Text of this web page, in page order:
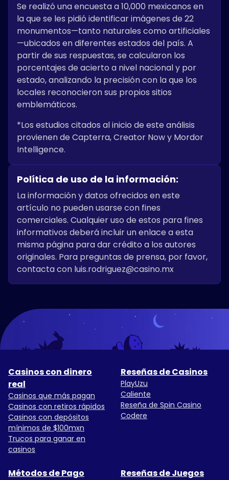
Se realizó una encuesta a 10,000 mexicanos en
la que se les pidió identificar imágenes de 22
monumentos—tanto naturales como artificiales
—ubicados en diferentes estados del país. A
partir de sus respuestas, se calcularon los
porcentajes de acierto a nivel nacional y por
estado, analizando la precisión con la que los
locales reconocieron sus propios sitios
emblemáticos.
*Los estudios citados al inicio de este análisis
provienen de Capterra, Creator Now y Mordor
Intelligence.
Política de uso de la información:
La información y datos ofrecidos en este
artículo no pueden usarse con fines
comerciales. Cualquier uso de estos para fines
informativos deberá incluir un enlace a esta
misma página para dar crédito a los autores
originales. Para preguntas de prensa, por favor,
contacta con luis.rodriguez@casino.mx
Casinos con dinero
real
Casinos que más pagan
Casinos con retiros rápidos
Casinos con depósitos
mínimos de $100mxn
Trucos para ganar en
casinos
Reseñas de Casinos
PlayUzu
Caliente
Reseña de Spin Casino
Codere
Métodos de Pago Reseñas de Juegos